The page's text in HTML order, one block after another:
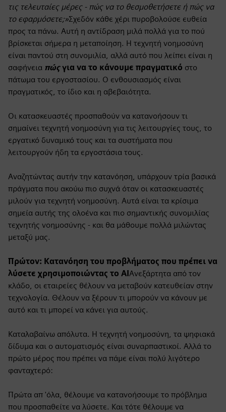
τις τελευταίες μέρες - πώς να το θεσμοθετήσετε ή πώς να
το εφαρμόσετε;»Σχεδόν κάθε χέρι πυροβολούσε ευθεία
προς τα πάνω. Αυτή η αντίδραση μιλά πολλά για το πού
βρίσκεται σήμερα η μεταποίηση. Η τεχνητή νοημοσύνη
είναι παντού στη συνομιλία, αλλά αυτό που λείπει είναι η
σαφήνεια πώςγια να το κάνουμε πραγματικό στο
πάτωμα του εργοστασίου. Ο ενθουσιασμός είναι
πραγματικός, το ίδιο και η αβεβαιότητα.
Οι κατασκευαστές προσπαθούν να κατανοήσουν τι
σημαίνει τεχνητή νοημοσύνη για τις λειτουργίες τους, το
εργατικό δυναμικό τους και τα συστήματα που
λειτουργούν ήδη τα εργοστάσια τους.
Αναζητώντας αυτήν την κατανόηση, υπάρχουν τρία βασικά
πράγματα που ακούω πιο συχνά όταν οι κατασκευαστές
μιλούν για τεχνητή νοημοσύνη. Αυτά είναι τα κρίσιμα
σημεία αυτής της ολοένα και πιο σημαντικής συνομιλίας
τεχνητής νοημοσύνης - και θα μάθουμε πολλά μιλώντας
μεταξύ μας.
Πρώτον: Κατανόηση του προβλήματος που πρέπει να
λύσετε χρησιμοποιώντας το AIΑνεξάρτητα από τον
κλάδο, οι εταιρείες θέλουν να μεταβούν κατευθείαν στην
τεχνολογία. Θέλουν να ξέρουν τι μπορούν να κάνουν με
αυτό και τι μπορεί να κάνει για αυτούς.
Καταλαβαίνω απόλυτα. Η τεχνητή νοημοσύνη, τα ψηφιακά
δίδυμα και ο αυτοματισμός είναι συναρπαστικοί. Αλλά το
πρώτο μέρος που πρέπει να πάμε είναι πολύ λιγότερο
φανταχτερό:
Πρώτα απ 'όλα, θέλουμε να κατανοήσουμε το πρόβλημα
που προσπαθείτε να λύσετε. Και τότε θέλουμε να